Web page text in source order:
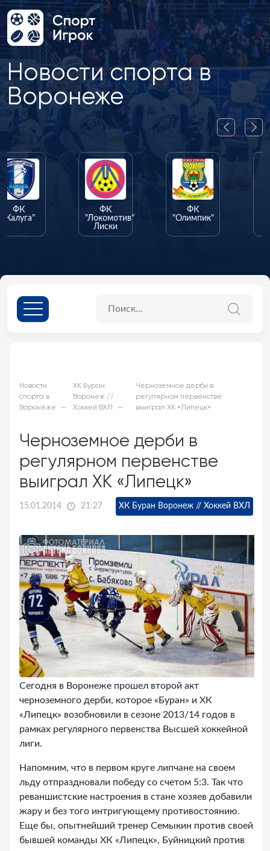
Новости спорта в
Воронеже
"Локомотив"
"Олимпик"
"Факел"
Новости
спорта в
Воронеже
ХК Буран
Воронеж //
Хоккей ВХЛ
Черноземное дерби в
регулярном первенстве
выиграл ХК «Липецк»
Черноземное дерби в
регулярном первенстве
выиграл ХК «Липецк»
15.01.2014 21:27 ХК Буран Воронеж // Хоккей ВХЛ
Сегодня в Воронеже прошел второй акт
черноземного дерби, которое «Буран» и ХК
«Липецк» возобновили в сезоне 2013/14 годов в
рамках регулярного первенства Высшей хоккейной
лиги.
Напомним, что в первом круге липчане на своем
льду отпраздновали победу со счетом 5:3. Так что
реваншистские настроения в стане хозяев добавили
жару и без того интригующему противостоянию.
Еще бы, опытнейший тренер Семыкин против своей
бывшей команды ХК «Липецк», Буйницкий против